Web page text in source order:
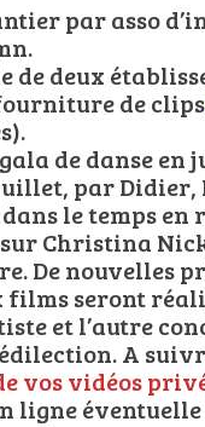
par asso
de deux
de
de danse en
par Didier,
le temps en
Christina
De nouvelles
seront
et l’autre
A
vos vidéos
ligne éventuelle